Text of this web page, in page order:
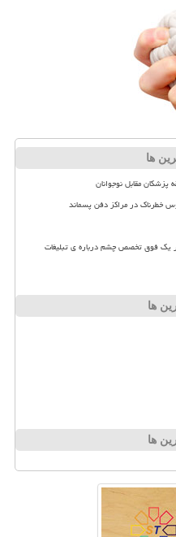
ها
پزشکان مقابل نوجوانان
خطرناک در مراکز دفن پسماند
یک فوق تخصص چشم درباره ی تبلیغات
ها
ها